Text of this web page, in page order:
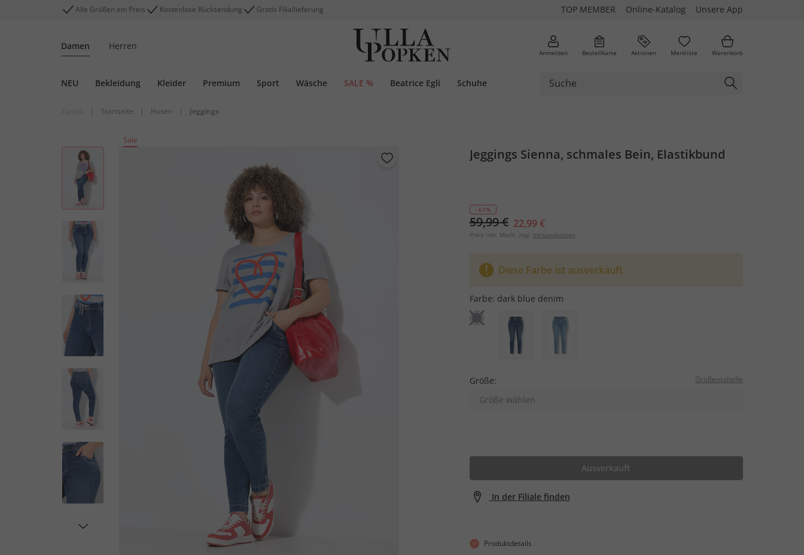
Alle Größen ein Preis Kostenlose Rücksendung Gratis Filiallieferung TOP MEMBER Online-Katalog Unsere App
Damen Herren
Anmelden Bestellkarte Aktionen Merkliste Warenkorb
NEU Bekleidung Kleider Premium Sport Wäsche SALE % Beatrice Egli Schuhe
| Startseite | Hosen | Jeggings
Sale
Jeggings Sienna, schmales Bein, Elastikbund
- 61%
59,99 € 22,99 €
Preis inkl. MwSt. zzgl. Versandkosten
Diese Farbe ist ausverkauft
Farbe: dark blue denim
Größe: Größentabelle
Größe wählen
Ausverkauft
In der Filiale finden
Produktdetails